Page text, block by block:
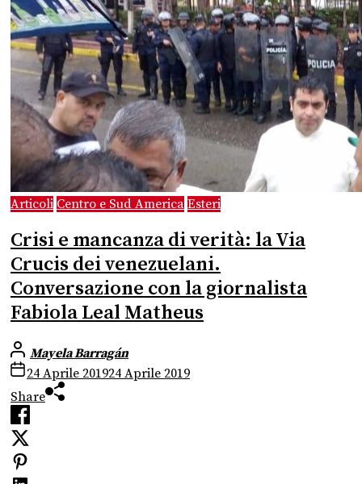
Articoli Centro e Sud America Esteri
Crisi e mancanza di verità: la Via
Crucis dei venezuelani.
Conversazione con la giornalista
Fabiola Leal Matheus
Mayela Barragán
24 Aprile 201924 Aprile 2019
Share